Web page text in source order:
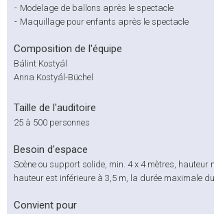
- Modelage de ballons après le spectacle
- Maquillage pour enfants après le spectacle
Composition de l'équipe
Bálint Kostyál
Anna Kostyál-Büchel
Taille de l'auditoire
25 à 500 personnes
Besoin d'espace
Scène ou support solide, min. 4 x 4 mètres, hauteur
hauteur est inférieure à 3,5 m, la durée maximale
Convient pour